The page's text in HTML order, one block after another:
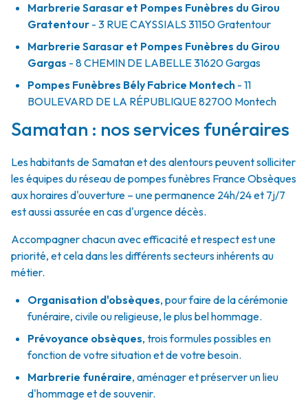
Marbrerie Sarasar et Pompes Funèbres du Girou
Gratentour - 3 RUE CAYSSIALS 31150Gratentour
Marbrerie Sarasar et Pompes Funèbres du Girou
Gargas - 8 CHEMIN DE LABELLE31620Gargas
Pompes Funèbres Bély Fabrice Montech - 11
BOULEVARD DE LA RÉPUBLIQUE82700 Montech
Samatan : nos services funéraires
Les habitants de Samatan et des alentours peuvent solliciter
les équipes du réseau de pompes funèbres France Obsèques
aux horaires d'ouverture – une permanence 24h/24 et 7j/7
est aussi assurée en cas d'urgence décès.
Accompagner chacun avec efficacité et respect est une
priorité, et cela dans les différents secteurs inhérents au
métier.
Organisation d'obsèques, pour faire de la cérémonie
funéraire, civile ou religieuse, le plus bel hommage.
Prévoyance obsèques, trois formules possibles en
fonction de votre situation et de votre besoin.
Marbrerie funéraire, aménager et préserver un lieu
d'hommage et de souvenir.